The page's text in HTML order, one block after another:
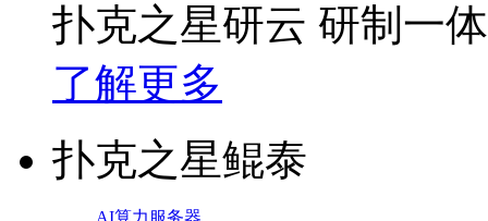
扑克之星研云 研制一
了解更多
扑克之星鲲泰
AI算力服务器